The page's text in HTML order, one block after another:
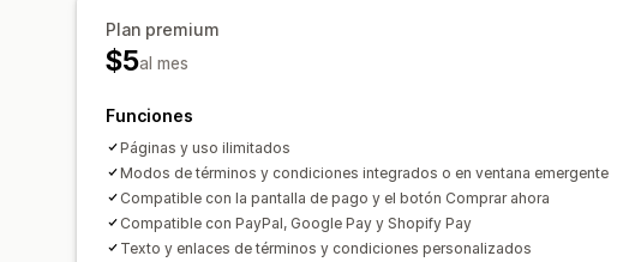
Plan premium
$5al mes
Funciones
Páginas y uso ilimitados
Modos de términos y condiciones integrados o en ventana emergente
Compatible con la pantalla de pago y el botón Comprar ahora
Compatible con PayPal, Google Pay y Shopify Pay
Texto y enlaces de términos y condiciones personalizados